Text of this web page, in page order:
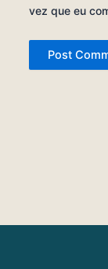
vez que eu